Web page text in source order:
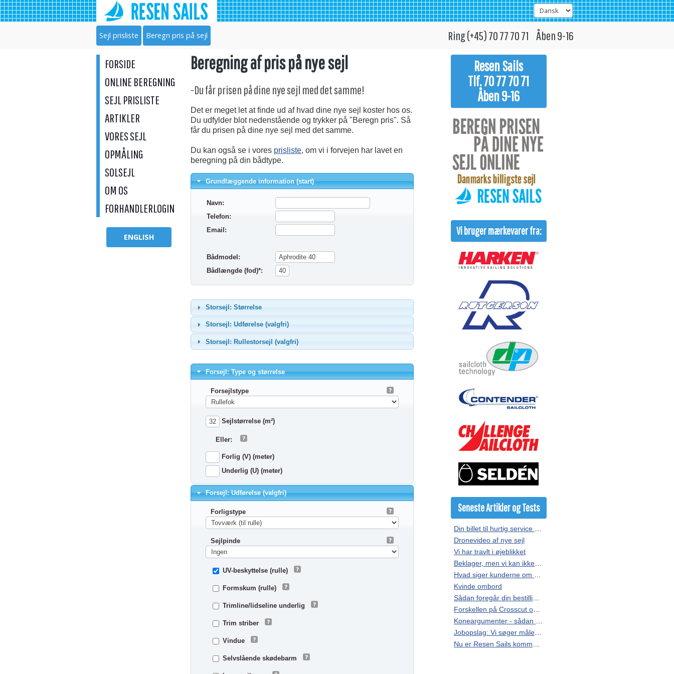
Sejl prisliste Beregn pris på sejl
Ring (+45) 70 77 70 71 Åben 9-16
FORSIDE
ONLINE BEREGNING
SEJL PRISLISTE
ARTIKLER
VORES SEJL
OPMÅLING
SOLSEJL
OM OS
FORHANDLERLOGIN
ENGLISH
Beregning af pris på nye sejl
-Du får prisen på dine nye sejl med det samme!
Det er meget let at finde ud af hvad dine nye sejl koster hos os.
Du udfylder blot nedenstående og trykker på "Beregn pris". Så
får du prisen på dine nye sejl med det samme.
Du kan også se i vores prisliste, om vi i forvejen har lavet en
beregning på din bådtype.
Grundlæggende information (start)
Navn:
Telefon:
Email:
Bådmodel:
Bådlængde (fod)*:
Storsejl: Størrelse
Storsejl: Udførelse (valgfri)
Storsejl: Rullestorsejl (valgfri)
Forsejl: Type og størrelse
Forsejlstype
Sejlstørrelse (m²)
Eller:
Forlig (V) (meter)
Underlig (U) (meter)
Forsejl: Udførelse (valgfri)
Forligstype
Sejlpinde
UV-beskyttelse (rulle)
Formskum (rulle)
Trimline/lidseline underlig
Trim striber
Vindue
Selvslående skødebarm
Resen Sails
Tlf. 70 77 70 71
Åben 9-16
Vi bruger mærkevarer fra:
Seneste Artikler og Tests
Dronevideo af nye sejl
Vi har travlt i øjeblikket
Kvinde ombord